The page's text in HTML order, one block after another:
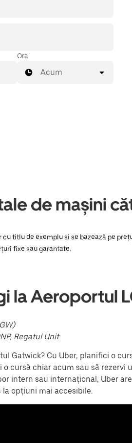
Ora
Acum
de mașini
titlu de exemplu și se bazează pe
fixe sau garantate.
la Aeroportul
Regatul Unit
Gatwick? Cu Uber, planifici o
o cursă chiar acum sau să
intern sau internațional, Uber
opțiuni mai accesibile.